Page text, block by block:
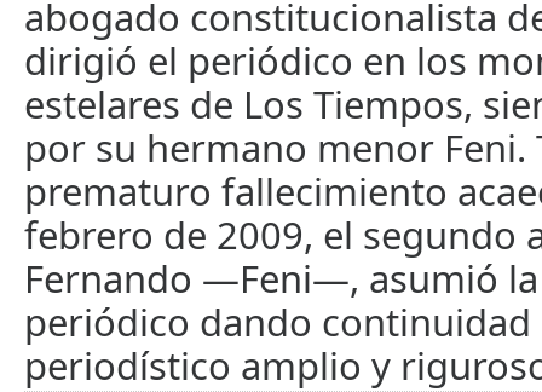
abogado constitucionalista
dirigió el periódico en los
estelares de Los Tiempos,
por su hermano menor Feni.
prematuro fallecimiento
febrero de 2009, el segundo
Fernando —Feni—, asumió
periódico dando
periodístico amplio y